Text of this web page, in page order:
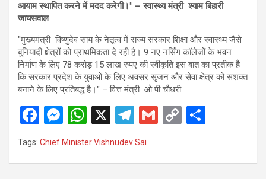
आयाम स्थापित करने में मदद करेगी।" – स्वास्थ्य मंत्री श्याम बिहारी
जायसवाल
"मुख्यमंत्री विष्णुदेव साय के नेतृत्व में राज्य सरकार शिक्षा और स्वास्थ्य जैसे
बुनियादी क्षेत्रों को प्राथमिकता दे रही है। 9 नए नर्सिंग कॉलेजों के भवन
निर्माण के लिए 78 करोड़ 15 लाख रुपए की स्वीकृति इस बात का प्रतीक है
कि सरकार प्रदेश के युवाओं के लिए अवसर सृजन और सेवा क्षेत्र को सशक्त
बनाने के लिए प्रतिबद्ध है।" – वित्त मंत्री ओ पी चौधरी
F
a
M
es
W
h
X
T
el
G
C
Tags: Chief Minister Vishnudev Sai